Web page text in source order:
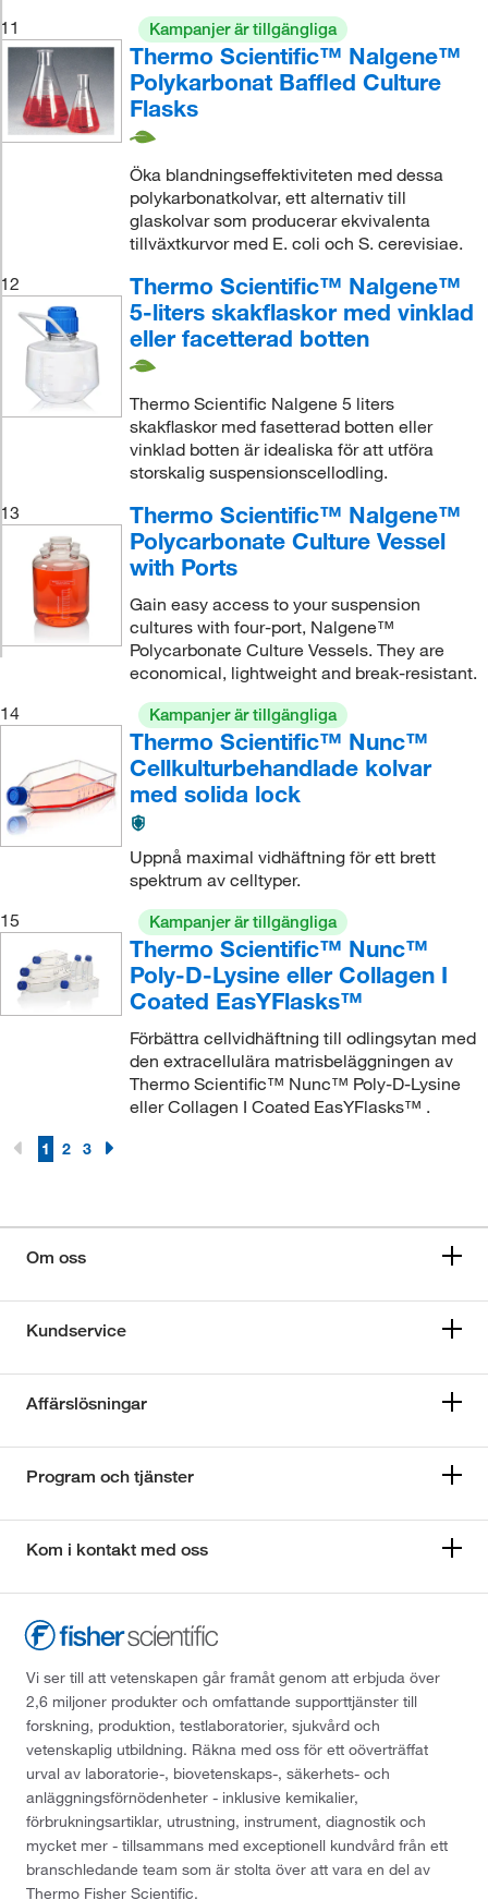
11
Kampanjer är tillgängliga
Thermo Scientific™ Nalgene™
Polykarbonat Baffled Culture
Flasks
Öka blandningseffektiviteten med dessa
polykarbonatkolvar, ett alternativ till
glaskolvar som producerar ekvivalenta
tillväxtkurvor med E. coli och S. cerevisiae.
12
Thermo Scientific™ Nalgene™
5-liters skakflaskor med vinklad
eller facetterad botten
Thermo Scientific Nalgene 5 liters
skakflaskor med fasetterad botten eller
vinklad botten är idealiska för att utföra
storskalig suspensionscellodling.
13
Thermo Scientific™ Nalgene™
Polycarbonate Culture Vessel
with Ports
Gain easy access to your suspension
cultures with four-port, Nalgene™
Polycarbonate Culture Vessels. They are
economical, lightweight and break-resistant.
14
Kampanjer är tillgängliga
Thermo Scientific™ Nunc™
Cellkulturbehandlade kolvar
med solida lock
Uppnå maximal vidhäftning för ett brett
spektrum av celltyper.
15
Kampanjer är tillgängliga
Thermo Scientific™ Nunc™
Poly-D-Lysine eller Collagen I
Coated EasYFlasks™
Förbättra cellvidhäftning till odlingsytan med
den extracellulära matrisbeläggningen av
Thermo Scientific™ Nunc™ Poly-D-Lysine
eller Collagen I Coated EasYFlasks™ .
1 2 3
Om oss
Kundservice
Affärslösningar
Program och tjänster
Kom i kontakt med oss
Vi ser till att vetenskapen går framåt genom att erbjuda över
2,6 miljoner produkter och omfattande supporttjänster till
forskning, produktion, testlaboratorier, sjukvård och
vetenskaplig utbildning. Räkna med oss för ett oöverträffat
urval av laboratorie-, biovetenskaps-, säkerhets- och
anläggningsförnödenheter - inklusive kemikalier,
förbrukningsartiklar, utrustning, instrument, diagnostik och
mycket mer - tillsammans med exceptionell kundvård från ett
branschledande team som är stolta över att vara en del av
Thermo Fisher Scientific.